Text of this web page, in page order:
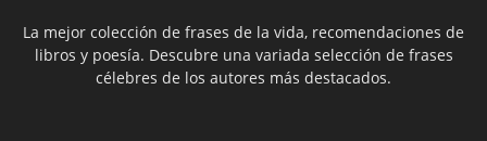
La mejor colección de frases de la vida, recomendaciones de
libros y poesía. Descubre una variada selección de frases
célebres de los autores más destacados.